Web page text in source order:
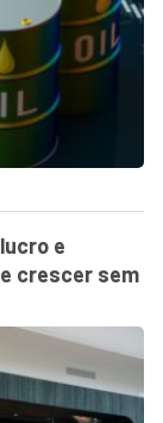
e
crescer sem